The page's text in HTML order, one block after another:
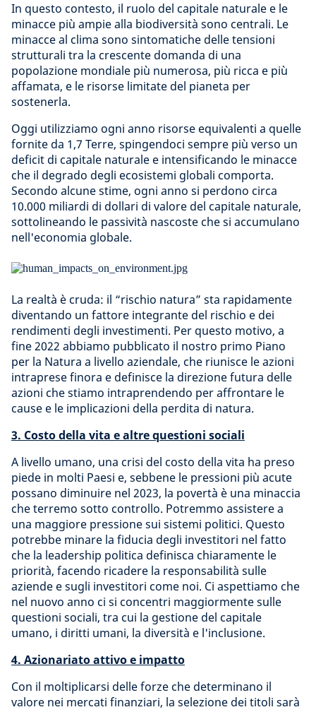
In questo contesto, il ruolo del capitale naturale e le
minacce più ampie alla biodiversità sono centrali. Le
minacce al clima sono sintomatiche delle tensioni
strutturali tra la crescente domanda di una
popolazione mondiale più numerosa, più ricca e più
affamata, e le risorse limitate del pianeta per
sostenerla.
Oggi utilizziamo ogni anno risorse equivalenti a quelle
fornite da 1,7 Terre, spingendoci sempre più verso un
deficit di capitale naturale e intensificando le minacce
che il degrado degli ecosistemi globali comporta.
Secondo alcune stime, ogni anno si perdono circa
10.000 miliardi di dollari di valore del capitale naturale,
sottolineando le passività nascoste che si accumulano
nell'economia globale.
La realtà è cruda: il “rischio natura” sta rapidamente
diventando un fattore integrante del rischio e dei
rendimenti degli investimenti. Per questo motivo, a
fine 2022 abbiamo pubblicato il nostro primo Piano
per la Natura a livello aziendale, che riunisce le azioni
intraprese finora e definisce la direzione futura delle
azioni che stiamo intraprendendo per affrontare le
cause e le implicazioni della perdita di natura.
3. Costo della vita e altre questioni sociali
A livello umano, una crisi del costo della vita ha preso
piede in molti Paesi e, sebbene le pressioni più acute
possano diminuire nel 2023, la povertà è una minaccia
che terremo sotto controllo. Potremmo assistere a
una maggiore pressione sui sistemi politici. Questo
potrebbe minare la fiducia degli investitori nel fatto
che la leadership politica definisca chiaramente le
priorità, facendo ricadere la responsabilità sulle
aziende e sugli investitori come noi. Ci aspettiamo che
nel nuovo anno ci si concentri maggiormente sulle
questioni sociali, tra cui la gestione del capitale
umano, i diritti umani, la diversità e l'inclusione.
4. Azionariato attivo e impatto
Con il moltiplicarsi delle forze che determinano il
valore nei mercati finanziari, la selezione dei titoli sarà